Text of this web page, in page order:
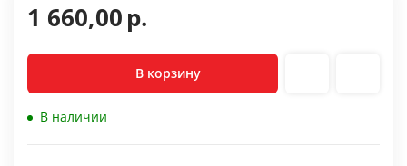
1 660,00р.
В корзину
В наличии